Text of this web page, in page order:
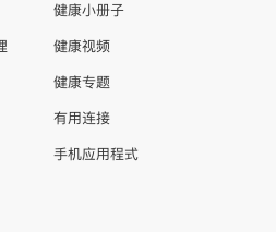
健康小册子
健康视频
健康专题
有用连接
手机应用程式